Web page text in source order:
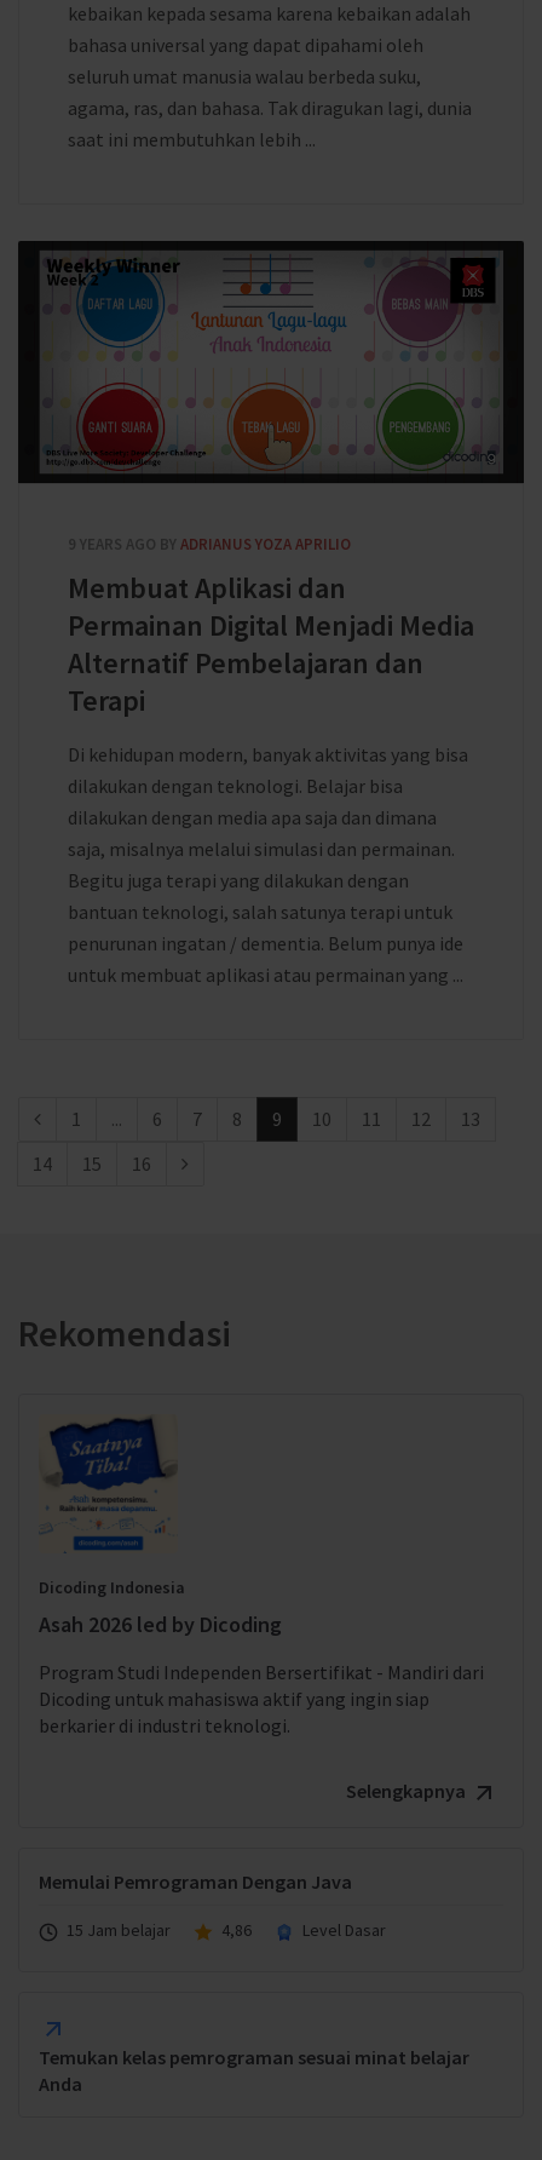
kebaikan kepada sesama karena kebaikan adalah
bahasa universal yang dapat dipahami oleh
seluruh umat manusia walau berbeda suku,
agama, ras, dan bahasa. Tak diragukan lagi, dunia
saat ini membutuhkan lebih ...
9 YEARS AGO BY ADRIANUS YOZA APRILIO
Membuat Aplikasi dan
Permainan Digital Menjadi Media
Alternatif Pembelajaran dan
Terapi
Di kehidupan modern, banyak aktivitas yang bisa
dilakukan dengan teknologi. Belajar bisa
dilakukan dengan media apa saja dan dimana
saja, misalnya melalui simulasi dan permainan.
Begitu juga terapi yang dilakukan dengan
bantuan teknologi, salah satunya terapi untuk
penurunan ingatan / dementia. Belum punya ide
untuk membuat aplikasi atau permainan yang ...
1 ... 6 7 8 9 10 11 12
13
14
15 16
Rekomendasi
Dicoding Indonesia
Asah 2026 led by Dicoding
Program Studi Independen Bersertifikat - Mandiri dari
Dicoding untuk mahasiswa aktif yang ingin siap
berkarier di industri teknologi.
Selengkapnya
Memulai Pemrograman Dengan Java
15 Jam belajar 4,86 Level Dasar
Temukan kelas pemrograman sesuai minat belajar
Anda